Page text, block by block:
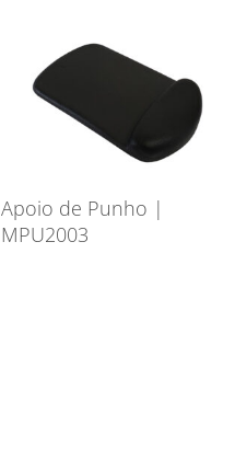
Apoio de Punho |
MPU2003